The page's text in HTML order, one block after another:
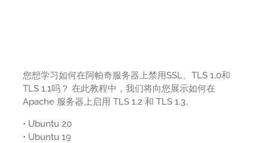
您想学习如何在阿帕奇服务器上禁用SSL、TLS 1.0和
TLS 1.1吗？ 在此教程中，我们将向您展示如何在
Apache 服务器上启用 TLS 1.2 和 TLS 1.3。
• Ubuntu 20
• Ubuntu 19